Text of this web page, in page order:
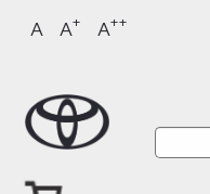
Sklep Toyota
do
nagłówka
do
bocznego
do
głównej
do
stopki
A A+ A++